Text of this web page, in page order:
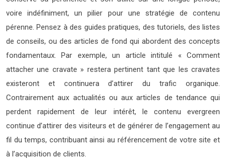
voire indéfiniment, un pilier pour une stratégie de contenu
pérenne. Pensez à des guides pratiques, des tutoriels, des listes
de conseils, ou des articles de fond qui abordent des concepts
fondamentaux. Par exemple, un article intitulé « Comment
attacher une cravate » restera pertinent tant que les cravates
existeront et continuera d’attirer du trafic organique.
Contrairement aux actualités ou aux articles de tendance qui
perdent rapidement de leur intérêt, le contenu evergreen
continue d’attirer des visiteurs et de générer de l’engagement au
fil du temps, contribuant ainsi au référencement de votre site et
à l’acquisition de clients.